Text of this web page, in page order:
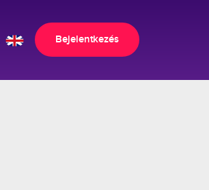
Bejelentkezés